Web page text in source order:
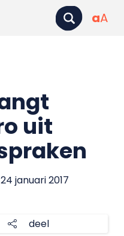
aA
uit
januari 2017
deel